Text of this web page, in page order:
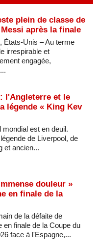
plein de classe de
après la finale
États-Unis – Au terme
irrespirable et
engagée,
l'Angleterre et le
légende « King Kev
mondial est en deuil.
de Liverpool, de
et ancien...
douleur »
en finale de la
de la défaite de
en finale de la Coupe du
face à l'Espagne,...